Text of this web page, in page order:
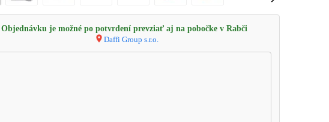
Objednávku je možné po potvrdení prevziať aj na pobočke v Rabči
Daffi Group s.r.o.